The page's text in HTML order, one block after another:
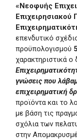
«Νεοφυής
επενδυτικό
προϋπολογισμού
χαρακτηριστικά ο
γνώσεις που
επιχειρηματική
προϊόντα και το
με βάση τις
σχόλια των
στην